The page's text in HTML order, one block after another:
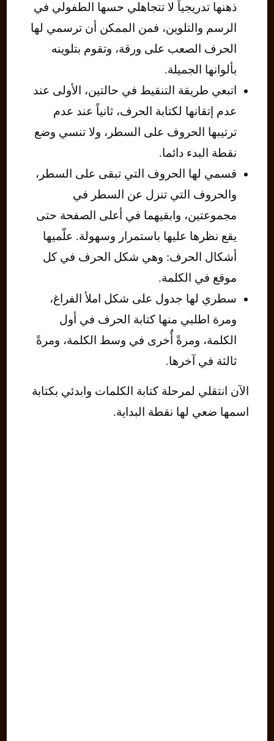
ذهنها تدريجياً لا تتجاهلي حسها الطفولي في
الرسم والتلوين، فمن الممكن أن ترسمي لها
الحرف الصعب على ورقة، وتقوم بتلوينه
بألوانها الجميلة.
اتبعي طريقة التنقيط في حالتين، الأولى عند
عدم إتقانها لكتابة الحرف، ثانياً عند عدم
ترتيبها الحروف على السطر، ولا تنسي وضع
نقطة البدء دائما.
قسمي لها الحروف التي تبقى على السطر،
والحروف التي تنزل عن السطر في
مجموعتين، وابقيهما في أعلى الصفحة حتى
يقع نظرها عليها باستمرار وسهولة. علّميها
أشكال الحرف: وهي شكل الحرف في كل
موقع في الكلمة.
سطري لها جدول على شكل املأ الفراغ،
ومرة اطلبي منها كتابة الحرف في أول
الكلمة، ومرةً أٌخرى في وسط الكلمة، ومرةً
ثالثة في آخرها.
الآن انتقلي لمرحلة كتابة الكلمات وابدئي بكتابة
اسمها ضعي لها نقطة البداية.